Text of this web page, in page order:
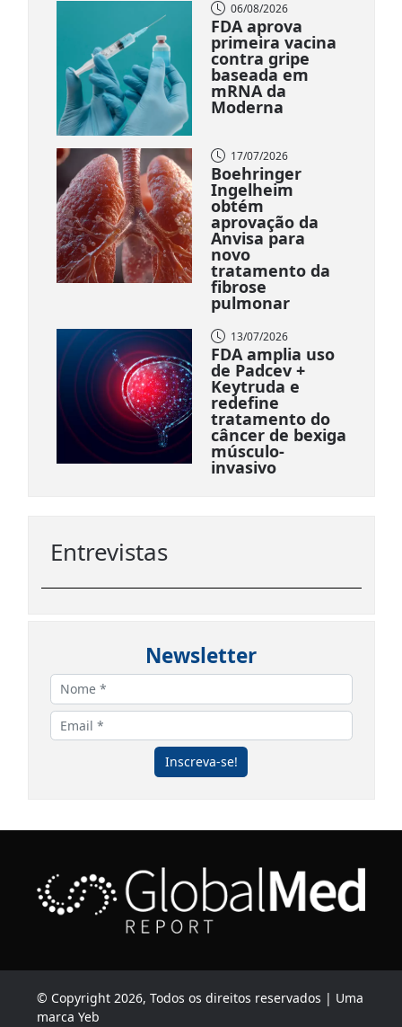
06/08/2026
FDA aprova
primeira vacina
contra gripe
baseada em
mRNA da
Moderna
17/07/2026
Boehringer
Ingelheim
obtém
aprovação da
Anvisa para
novo
tratamento da
fibrose
pulmonar
13/07/2026
FDA amplia uso
de Padcev +
Keytruda e
redefine
tratamento do
câncer de bexiga
músculo-
invasivo
Entrevistas
Newsletter
Inscreva-se!
© Copyright 2026, Todos os direitos reservados | Uma
marca Yeb